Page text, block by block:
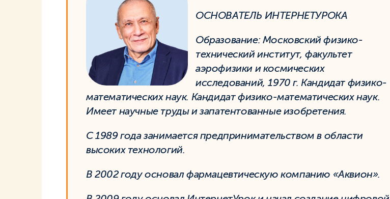
ОСНОВАТЕЛЬ ИНТЕРНЕТУРОКА
Образование: Московский физико-
технический институт, факультет
аэрофизики и космических
исследований, 1970 г. Кандидат физико-
математических наук. Кандидат физико-математических наук.
Имеет научные труды и запатентованные изобретения.
С 1989 года занимается предпринимательством в области
высоких технологий.
В 2002 году основал фармацевтическую компанию «Аквион».